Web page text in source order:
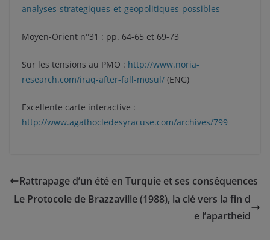
analyses-strategiques-et-geopolitiques-possibles
Moyen-Orient n°31 : pp. 64-65 et 69-73
Sur les tensions au PMO : http://www.noria-
research.com/iraq-after-fall-mosul/ (ENG)
Excellente carte interactive :
http://www.agathocledesyracuse.com/archives/799
Rattrapage d’un été en Turquie et ses conséquences
Le Protocole de Brazzaville (1988), la clé vers la fin d
e l’apartheid